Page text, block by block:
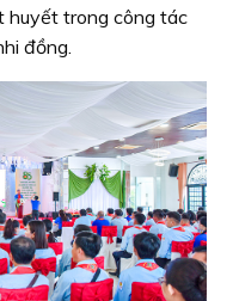
huyết trong công tác
đồng.